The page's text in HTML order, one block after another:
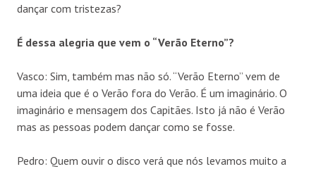
dançar com tristezas?
É dessa alegria que vem o “Verão Eterno”?
Vasco: Sim, também mas não só. “Verão Eterno” vem de
uma ideia que é o Verão fora do Verão. É um imaginário. O
imaginário e mensagem dos Capitães. Isto já não é Verão
mas as pessoas podem dançar como se fosse.
Pedro: Quem ouvir o disco verá que nós levamos muito a